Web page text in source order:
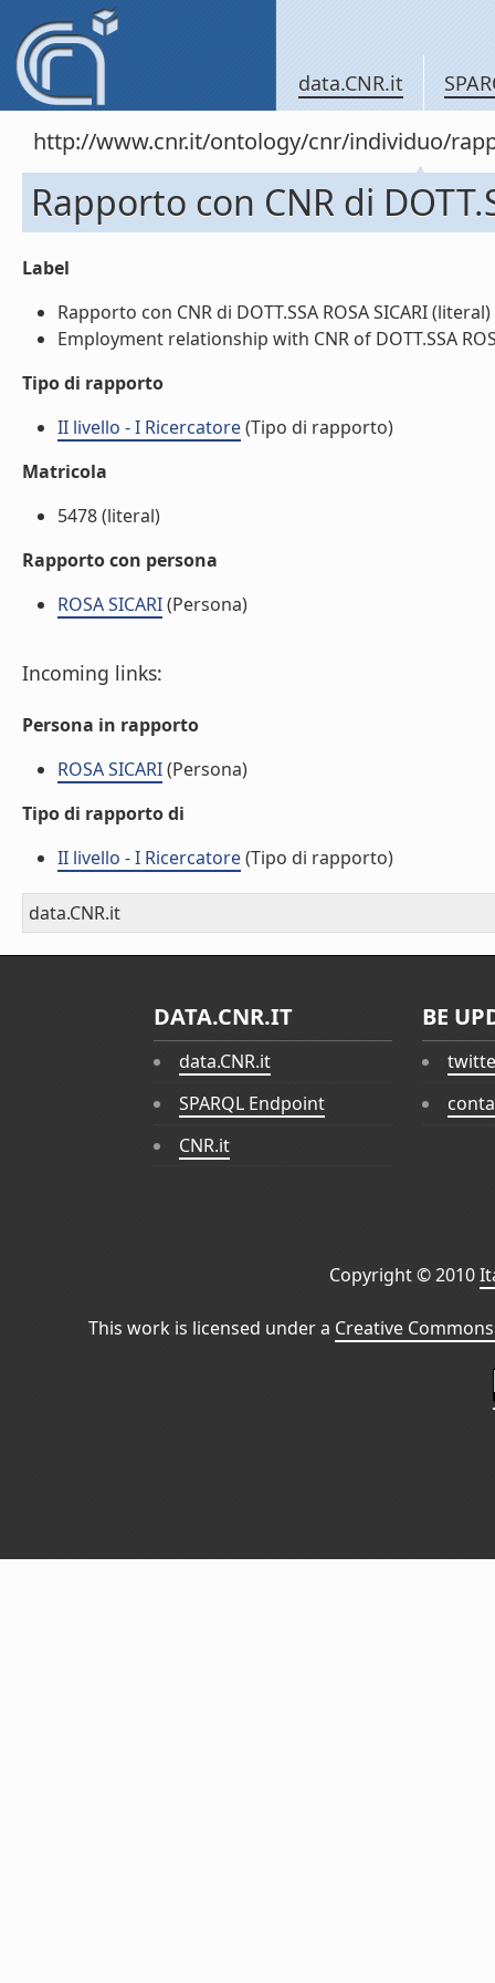
data.CNR.it
http://www.cnr.it/ontology/cnr/individuo/
Rapporto con CNR di
Label
Rapporto con CNR di DOTT.SSA ROSA SICARI (literal)
Employment relationship with CNR of DOTT.SSA
Tipo di rapporto
II livello - I Ricercatore(Tipo di rapporto)
Matricola
5478 (literal)
Rapporto con persona
ROSA SICARI(Persona)
Incoming links:
Persona in rapporto
ROSA SICARI(Persona)
Tipo di rapporto di
II livello - I Ricercatore(Tipo di rapporto)
data.CNR.it
DATA.CNR.IT
data.CNR.it
SPARQL Endpoint
CNR.it
BE
Copyright © 2010
This work is licensed under a Creative